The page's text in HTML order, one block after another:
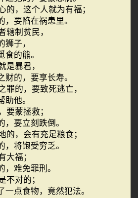
的，这个人就为有福；
，要陷在祸患里。
辖制贫民，
子，
的熊。
是暴君，
财的，要享长寿。
罪的，要致死逃亡，
他。
要蒙拯救；
，要立刻跌倒。
的，会有充足粮食；
，将饱受穷乏。
大福；
，难免罪刑。
不对的；
一点食物，竟然犯法。